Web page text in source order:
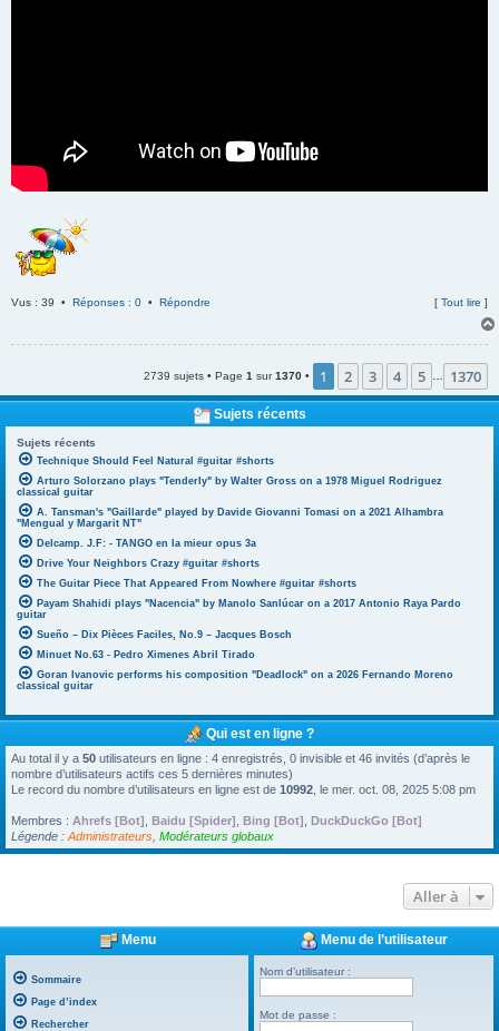
Vus : 39 • Réponses : 0 • Répondre [ Tout lire ]
2739 sujets • Page 1 sur1370 • 1 2 3 4 5 1370
Sujets récents
Sujets récents
Technique Should Feel Natural #guitar #shorts
Arturo Solorzano plays "Tenderly" by Walter Gross on a 1978 Miguel Rodriguez
classical guitar
A. Tansman's "Gaillarde" played by Davide Giovanni Tomasi on a 2021 Alhambra
"Mengual y Margarit NT"
Delcamp. J.F: - TANGO en la mieur opus 3a
Drive Your Neighbors Crazy #guitar #shorts
The Guitar Piece That Appeared From Nowhere #guitar #shorts
Payam Shahidi plays "Nacencia" by Manolo Sanlúcar on a 2017 Antonio Raya Pardo
guitar
Sueño – Dix Pièces Faciles, No.9 – Jacques Bosch
Minuet No.63 - Pedro Ximenes Abril Tirado
Goran Ivanovic performs his composition "Deadlock" on a 2026 Fernando Moreno
classical guitar
Qui est en ligne ?
Au total il y a 50 utilisateurs en ligne : 4 enregistrés, 0 invisible et 46 invités (d’après le
nombre d’utilisateurs actifs ces 5 dernières minutes)
Le record du nombre d’utilisateurs en ligne est de 10992 , le mer. oct. 08, 2025 5:08 pm
Membres : Ahrefs [Bot] Baidu [Spider] Bing [Bot] DuckDuckGo [Bot]
Légende : Administrateurs Modérateurs globaux
Aller à
Menu
Sommaire
Page d’index
Rechercher
Menu de l’utilisateur
Nom d’utilisateur :
Mot de passe :